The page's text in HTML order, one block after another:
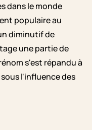
dans le monde
populaire au
diminutif de
une partie de
s'est répandu à
l'influence des